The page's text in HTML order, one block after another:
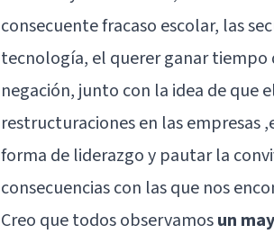
consecuente fracaso escolar, las
tecnología, el querer ganar tiempo
negación, junto con la idea de que
restructuraciones en las empresas
forma de liderazgo y pautar la
consecuencias con las que nos
Creo que todos observamosun